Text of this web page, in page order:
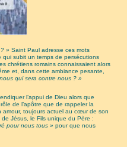
» Saint Paul adresse ces mots
qui subit un temps de persécutions
chrétiens romains connaissaient alors
et, dans cette ambiance pesante,
qui sera contre nous ? »
l’appui de Dieu alors que
de l’apôtre que de rappeler la
toujours actuel au cœur de son
Jésus, le Fils unique du Père :
pour nous tous » pour que nous